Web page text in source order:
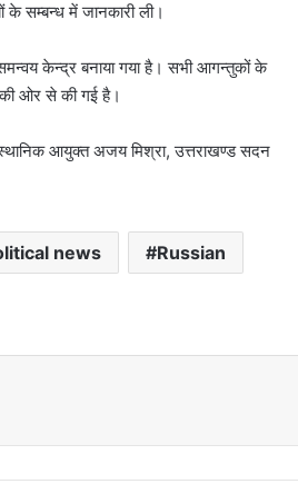
के सम्बन्ध में जानकारी ली।
केन्द्र बनाया गया है। सभी आगन्तुकों के
की ओर से की गई है।
आयुक्त अजय मिश्रा, उत्तराखण्ड सदन
news Russian